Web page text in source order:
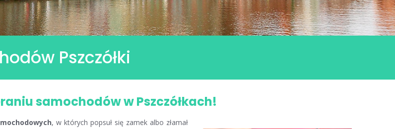
Pszczółki
samochodów w Pszczółkach!
, w których popsuł się zamek albo złamał